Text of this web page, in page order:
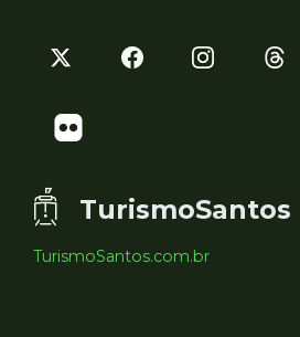
TurismoSantos
TurismoSantos.com.br